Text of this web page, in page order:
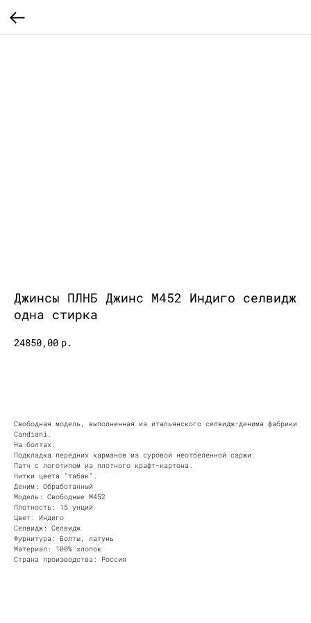
Джинсы ПЛНБ Джинс М452 Индиго селвидж
одна стирка
24850,00 р.
Свободная модель, выполненная из итальянского селвидж-денима фабрики
Candiani.
На болтах.
Подкладка передних карманов из суровой неотбеленной саржи.
Патч с логотипом из плотного крафт-картона.
Нитки цвета "табак".
Деним: Обработанный
Модель: Свободные М452
Плотность: 15 унций
Цвет: Индиго
Селвидж: Селвидж
Фурнитура: Болты, латунь
Материал: 100% хлопок
Страна производства: Россия